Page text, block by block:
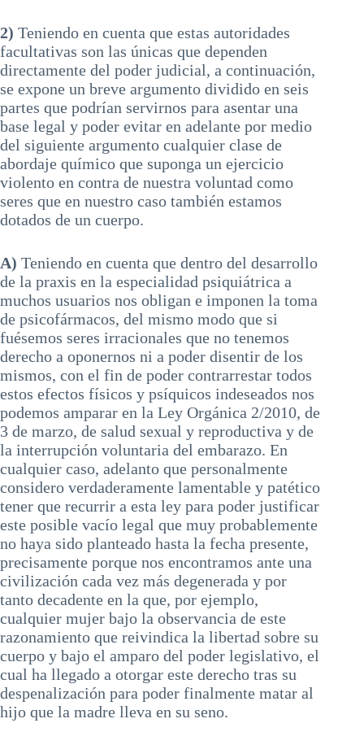
2) Teniendo en cuenta que estas autoridades
facultativas son las únicas que dependen
directamente del poder judicial, a continuación,
se expone un breve argumento dividido en seis
partes que podrían servirnos para asentar una
base legal y poder evitar en adelante por medio
del siguiente argumento cualquier clase de
abordaje químico que suponga un ejercicio
violento en contra de nuestra voluntad como
seres que en nuestro caso también estamos
dotados de un cuerpo.
A) Teniendo en cuenta que dentro del desarrollo
de la praxis en la especialidad psiquiátrica a
muchos usuarios nos obligan e imponen la toma
de psicofármacos, del mismo modo que si
fuésemos seres irracionales que no tenemos
derecho a oponernos ni a poder disentir de los
mismos, con el fin de poder contrarrestar todos
estos efectos físicos y psíquicos indeseados nos
podemos amparar en la Ley Orgánica 2/2010, de
3 de marzo, de salud sexual y reproductiva y de
la interrupción voluntaria del embarazo. En
cualquier caso, adelanto que personalmente
considero verdaderamente lamentable y patético
tener que recurrir a esta ley para poder justificar
este posible vacío legal que muy probablemente
no haya sido planteado hasta la fecha presente,
precisamente porque nos encontramos ante una
civilización cada vez más degenerada y por
tanto decadente en la que, por ejemplo,
cualquier mujer bajo la observancia de este
razonamiento que reivindica la libertad sobre su
cuerpo y bajo el amparo del poder legislativo, el
cual ha llegado a otorgar este derecho tras su
despenalización para poder finalmente matar al
hijo que la madre lleva en su seno.